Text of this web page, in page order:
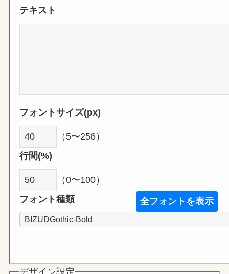
テキスト
フォントサイズ(px)
（5〜256）
行間(%)
（0〜100）
フォント種類
全フォントを表示